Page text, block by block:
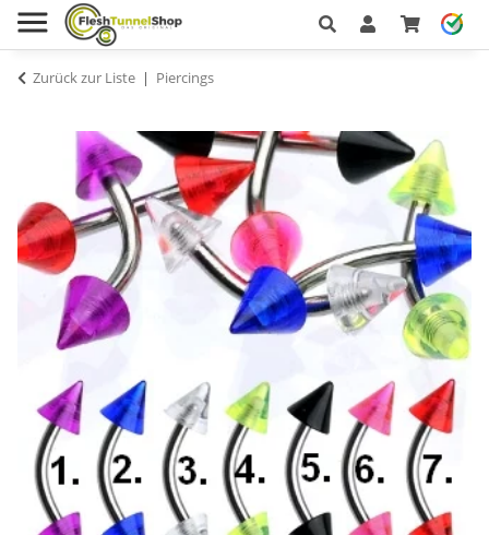
Zurück zur Liste Piercings